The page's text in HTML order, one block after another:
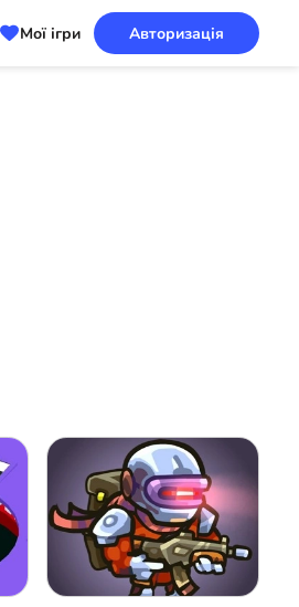
Мої ігри Авторизація